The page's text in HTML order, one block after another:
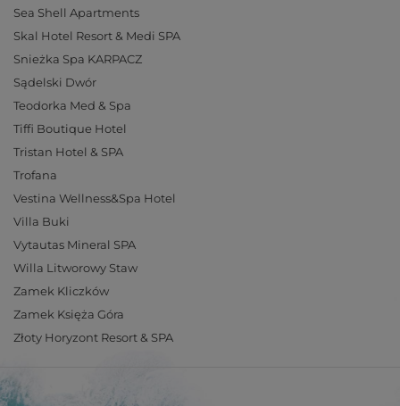
Sea Shell Apartments
Skal Hotel Resort & Medi SPA
Snieżka Spa KARPACZ
Sądelski Dwór
Teodorka Med & Spa
Tiffi Boutique Hotel
Tristan Hotel & SPA
Trofana
Vestina Wellness&Spa Hotel
Villa Buki
Vytautas Mineral SPA
Willa Litworowy Staw
Zamek Kliczków
Zamek Księża Góra
Złoty Horyzont Resort & SPA